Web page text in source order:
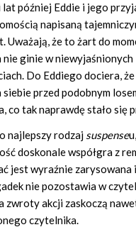
lat później Eddie i jego
napisaną
Uważają, że to żart do
nie ginie w niewyjaśnionych
Do Eddiego dociera,
siebie przed podobnym
co tak naprawdę stało się
najlepszy rodzaj suspense
doskonale współgra z
jest wyraźnie zarysowana
nie pozostawia w
zwroty akcji zaskoczą
czytelnika.